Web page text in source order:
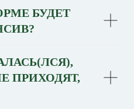
БУДЕТ
ПРИХОДЯТ,